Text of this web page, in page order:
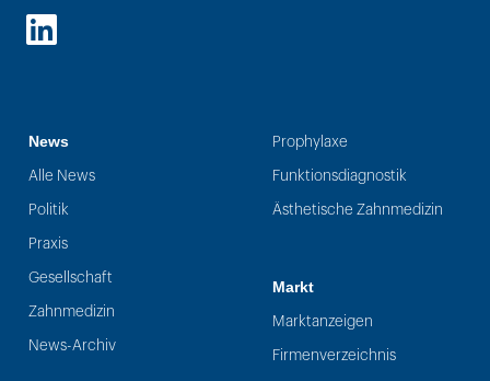
LinkedIn
News
Alle News
Politik
Praxis
Gesellschaft
Zahnmedizin
News-Archiv
Prophylaxe
Funktionsdiagnostik
Ästhetische Zahnmedizin
Markt
Marktanzeigen
Firmenverzeichnis